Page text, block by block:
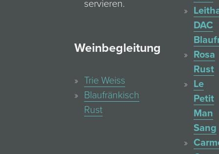
servieren.
Weinbegleitung
Trie Weiss
Blaufränkisch
Rust
DAC
Rosa
Rust
Le
Petit
Man
Sang